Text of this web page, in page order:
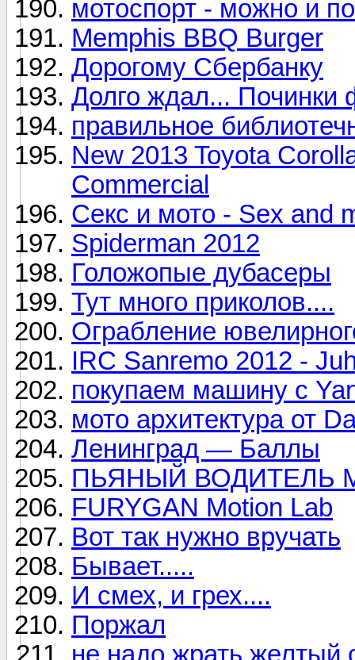
мотоспорт - можно и
Memphis BBQ Burger
Дорогому Сбербанку
Долго ждал... Починки
правильное
New 2013 Toyota
Commercial
Секс и мото - Sex and
Spiderman 2012
Голожопые дубасеры
Тут много приколов....
Ограбление
IRC Sanremo 2012 -
покупаем машину с
мото архитектура от
Ленинград — Баллы
ПЬЯНЫЙ ВОДИТЕЛЬ
FURYGAN Motion Lab
Вот так нужно вручать
Бывает.....
И смех, и грех....
Поржал
не надо жрать желтый